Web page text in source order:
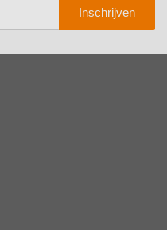
Inschrijven